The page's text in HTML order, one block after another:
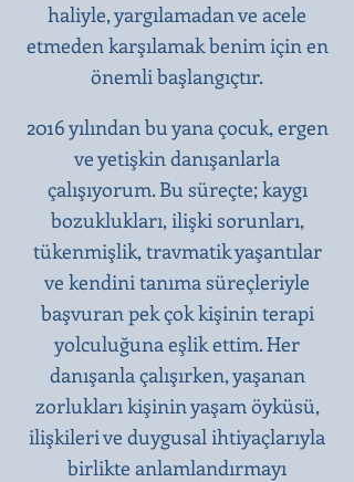
haliyle, yargılamadan ve acele
etmeden karşılamak benim için en
önemli başlangıçtır.​
2016 yılından bu yana çocuk, ergen
ve yetişkin danışanlarla
çalışıyorum. Bu süreçte; kaygı
bozuklukları, ilişki sorunları,
tükenmişlik, travmatik yaşantılar
ve kendini tanıma süreçleriyle
başvuran pek çok kişinin terapi
yolculuğuna eşlik ettim. Her
danışanla çalışırken, yaşanan
zorlukları kişinin yaşam öyküsü,
ilişkileri ve duygusal ihtiyaçlarıyla
birlikte anlamlandırmayı